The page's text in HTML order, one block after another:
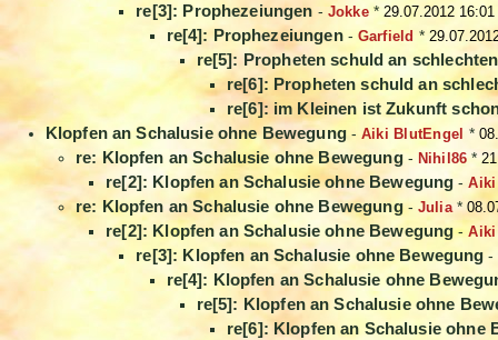
re[3]: Prophezeiungen - Jokke* 29.07.2012 16:01
re[4]: Prophezeiungen- Garfield *
re[5]: Propheten schuld an
re[6]: Propheten schuld an
re[6]: im Kleinen ist Zukunft
Klopfen an Schalusie ohne Bewegung- Aiki BlutEngel *
re: Klopfen an Schalusie ohne Bewegung- Nihil86 *
re[2]: Klopfen an Schalusie ohne Bewegung -
re: Klopfen an Schalusie ohne Bewegung- Julia*
re[2]: Klopfen an Schalusie ohne Bewegung-
re[3]: Klopfen an Schalusie ohne Bewegung -
re[4]: Klopfen an Schalusie ohne
re[5]: Klopfen an Schalusie ohne
re[6]: Klopfen an Schalusie ohne